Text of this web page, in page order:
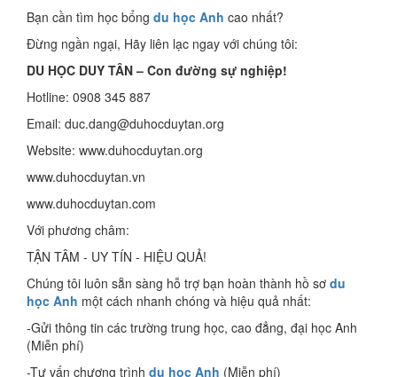
Bạn cần tìm học bổng du học Anh cao nhất?
Đừng ngần ngại, Hãy liên lạc ngay với chúng tôi:
DU HỌC DUY TÂN – Con đường sự nghiệp!
Hotline: 0908 345 887
Email: duc.dang@duhocduytan.org
Website: www.duhocduytan.org
www.duhocduytan.vn
www.duhocduytan.com
Với phương châm:
TẬN TÂM - UY TÍN - HIỆU QUẢ!
Chúng tôi luôn sẵn sàng hỗ trợ bạn hoàn thành hồ sơ du
học Anh một cách nhanh chóng và hiệu quả nhất:
-Gửi thông tin các trường trung học, cao đẳng, đại học Anh
(Miễn phí)
-Tư vấn chương trình du học Anh (Miễn phí)